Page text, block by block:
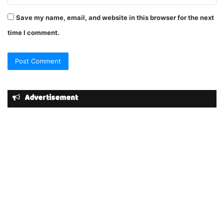
Save my name, email, and website in this browser for the next
time I comment.
Advertisement